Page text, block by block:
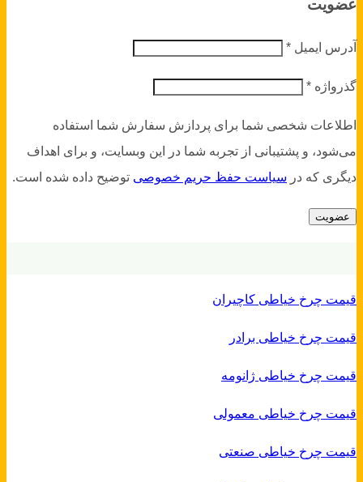
عضویت
آدرس ایمیل *
گذرواژه *
اطلاعات شخصی شما برای پردازش سفارش شما استفاده
می‌شود، و پشتیبانی از تجربه شما در این وبسایت، و برای اهداف
دیگری که در سیاست حفظ حریم خصوصی توضیح داده شده است.
عضویت
قیمت چرخ خیاطی کاچیران
قیمت چرخ خیاطی برادر
قیمت چرخ خیاطی ژانومه
قیمت چرخ خیاطی معمولی
قیمت چرخ خیاطی صنعتی